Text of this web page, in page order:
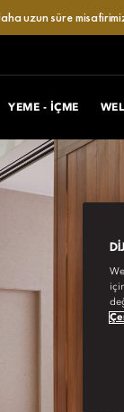
uzun süre
YEME - İÇME